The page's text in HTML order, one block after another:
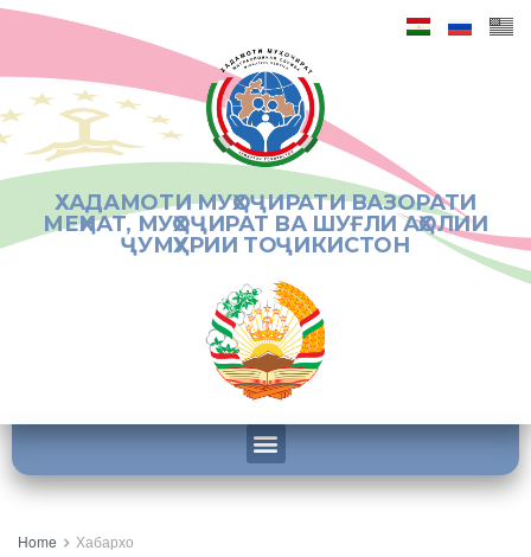
ХАДАМОТИ МУҲОҶИРАТИ ВАЗОРАТИ
МЕҲНАТ, МУҲОҶИРАТ ВА ШУҒЛИ АҲОЛИИ
ҶУМҲУРИИ ТОҶИКИСТОН
Home Хабархо